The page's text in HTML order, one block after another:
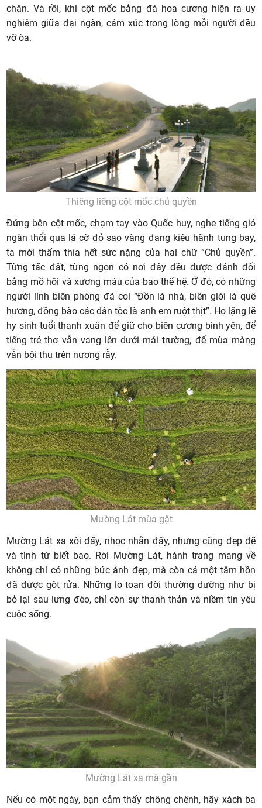
chân. Và rồi, khi cột mốc bằng đá hoa cương hiện ra uy
nghiêm giữa đại ngàn, cảm xúc trong lòng mỗi người đều
vỡ òa.
Thiêng liêng cột mốc chủ quyền
Đứng bên cột mốc, chạm tay vào Quốc huy, nghe tiếng gió
ngàn thổi qua lá cờ đỏ sao vàng đang kiêu hãnh tung bay,
ta mới thấm thía hết sức nặng của hai chữ “Chủ quyền”.
Từng tấc đất, từng ngọn cỏ nơi đây đều được đánh đổi
bằng mồ hôi và xương máu của bao thế hệ. Ở đó, có những
người lính biên phòng đã coi “Đồn là nhà, biên giới là quê
hương, đồng bào các dân tộc là anh em ruột thịt”. Họ lặng lẽ
hy sinh tuổi thanh xuân để giữ cho biên cương bình yên, để
tiếng trẻ thơ vẫn vang lên dưới mái trường, để mùa màng
vẫn bội thu trên nương rẫy.
Mường Lát mùa gặt
Mường Lát xa xôi đấy, nhọc nhằn đấy, nhưng cũng đẹp đẽ
và tình tứ biết bao. Rời Mường Lát, hành trang mang về
không chỉ có những bức ảnh đẹp, mà còn cả một tâm hồn
đã được gột rửa. Những lo toan đời thường dường như bị
bỏ lại sau lưng đèo, chỉ còn sự thanh thản và niềm tin yêu
cuộc sống.
Mường Lát xa mà gần
Nếu có một ngày, bạn cảm thấy chông chênh, hãy xách ba